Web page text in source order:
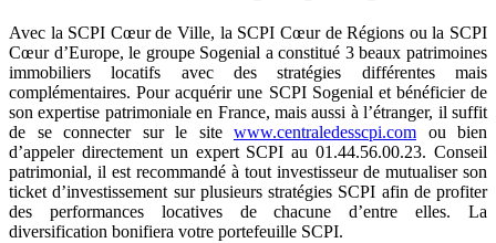
Avec la SCPI Cœur de Ville, la SCPI Cœur de Régions ou la SCPI
Cœur d’Europe, le groupe Sogenial a constitué 3 beaux patrimoines
immobiliers locatifs avec des stratégies différentes mais
complémentaires. Pour acquérir une SCPI Sogenial et bénéficier de
son expertise patrimoniale en France, mais aussi à l’étranger, il suffit
de se connecter sur le site www.centraledesscpi.com ou bien
d’appeler directement un expert SCPI au 01.44.56.00.23. Conseil
patrimonial, il est recommandé à tout investisseur de mutualiser son
ticket d’investissement sur plusieurs stratégies SCPI afin de profiter
des performances locatives de chacune d’entre elles. La
diversification bonifiera votre portefeuille SCPI.